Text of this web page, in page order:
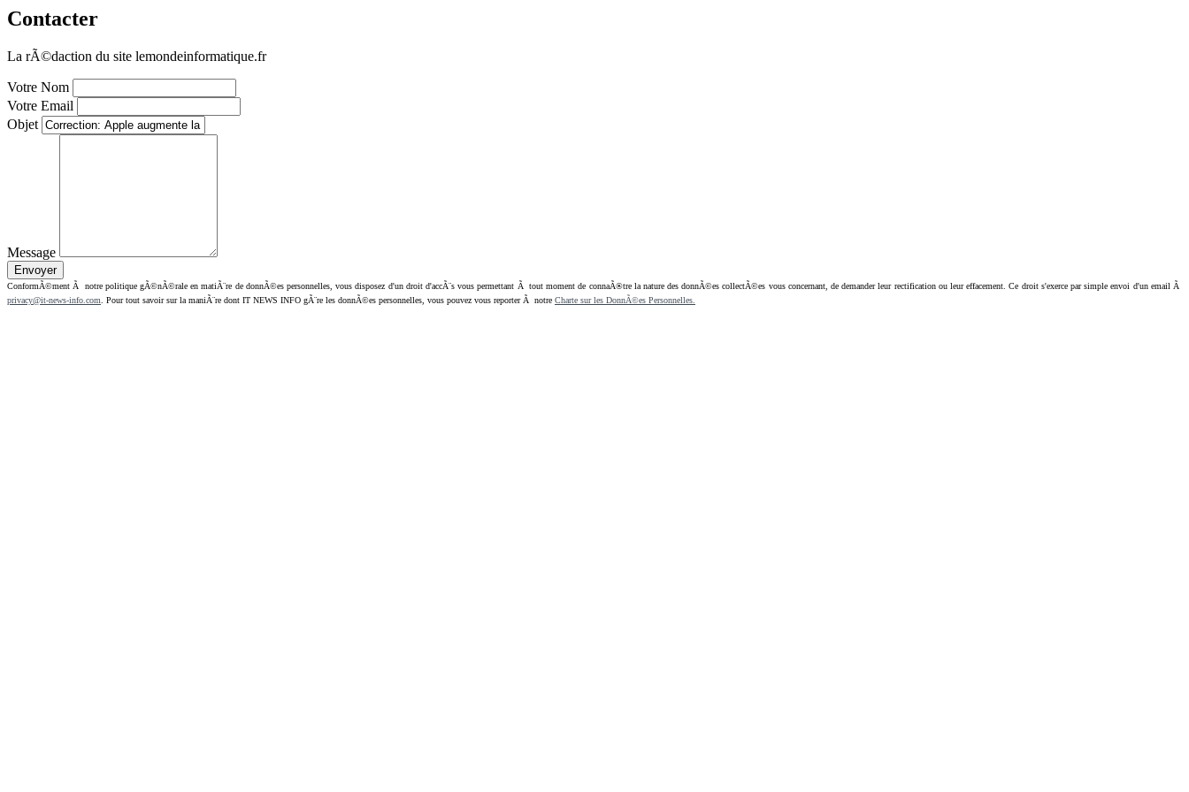
Contacter
La rÃ©daction du site lemondeinformatique.fr
Votre Nom
Votre Email
Objet
Message
ConformÃ©ment Ã notre politique gÃ©nÃ©rale en matiÃ¨re de donnÃ©es personnelles, vous disposez d'un droit d'accÃ¨s vous permettant Ã tout moment de connaÃ®tre la nature des donnÃ©es collectÃ©es vous concernant, de demander leur rectification ou leur effacement. Ce droit s'exerce par simple envoi d'un email Ã
privacy@it-news-info.com . Pour tout savoir sur la maniÃ¨re dont IT NEWS INFO gÃ¨re les donnÃ©es personnelles, vous pouvez vous reporter Ã notre Charte sur les DonnÃ©es Personnelles.